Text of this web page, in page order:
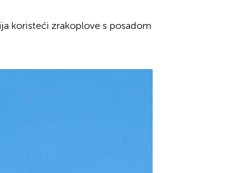
koristeći zrakoplove s posadom